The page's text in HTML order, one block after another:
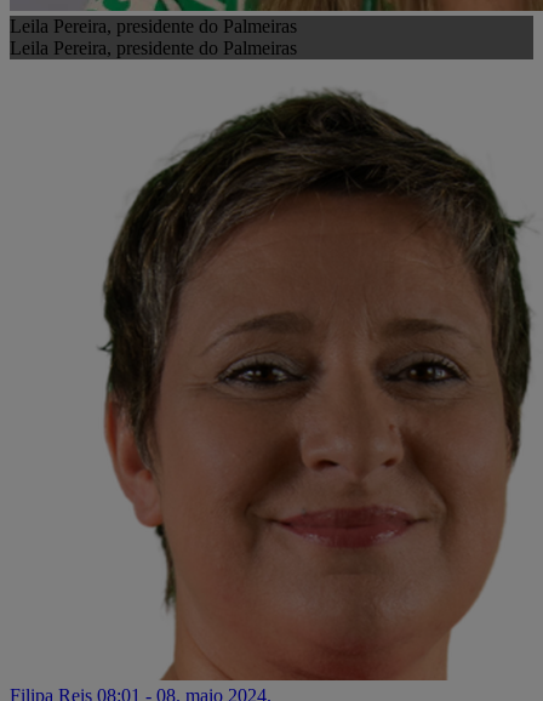
Leila Pereira, presidente do Palmeiras
Leila Pereira, presidente do Palmeiras
Filipa Reis 08:01 - 08. maio 2024.